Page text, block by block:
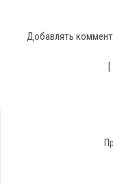
Добавлять
[